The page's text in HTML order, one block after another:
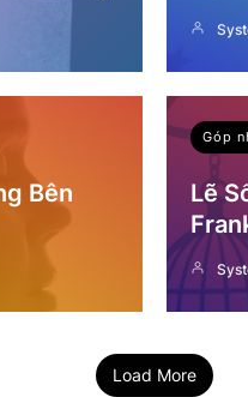
Bên
Góp
Lẽ
Load More